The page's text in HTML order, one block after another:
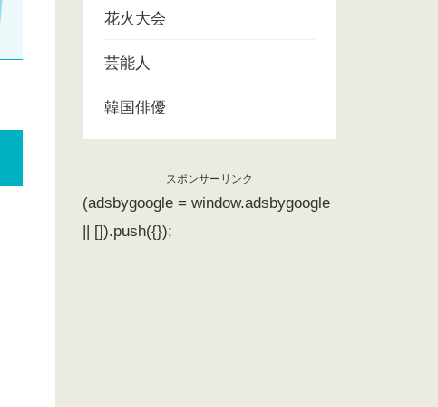
花火大会
芸能人
韓国俳優
スポンサーリンク
(adsbygoogle = window.adsbygoogle
|| []).push({});